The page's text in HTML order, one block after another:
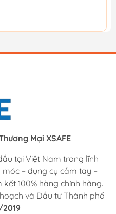
Mại XSAFE
tại Việt Nam trong lĩnh
– dụng cụ cầm tay –
100% hàng chính hãng.
và Đầu tư Thành phố